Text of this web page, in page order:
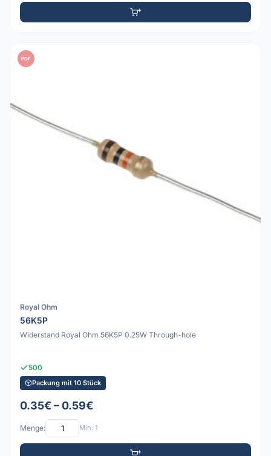
PDF
Royal Ohm
56K5P
Widerstand Royal Ohm 56K5P 0.25W Through-hole
500
Packung mit 10 Stück
0.35€ – 0.59€
Menge: Min: 1